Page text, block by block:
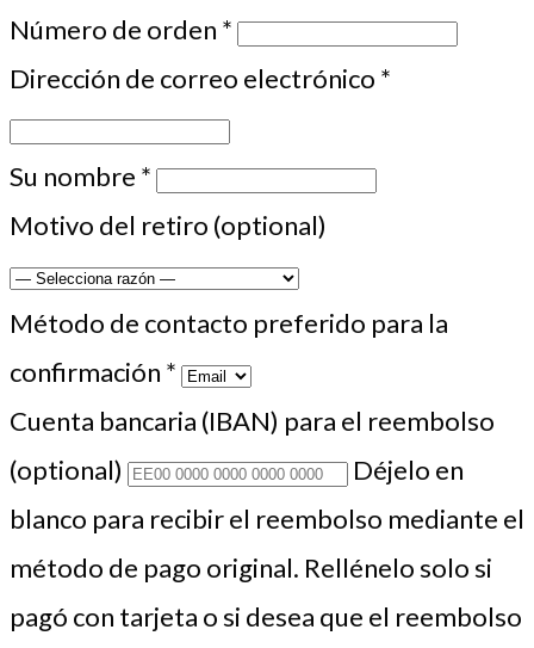
Número de orden *
Dirección de correo electrónico *
Su nombre *
Motivo del retiro (optional)
Método de contacto preferido para la
confirmación *
Cuenta bancaria (IBAN) para el reembolso
(optional)
Déjelo en
blanco para recibir el reembolso mediante el
método de pago original. Rellénelo solo si
pagó con tarjeta o si desea que el reembolso